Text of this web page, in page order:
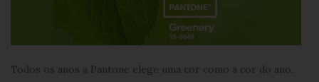
Todos os anos a Pantone elege uma cor como a cor do ano.